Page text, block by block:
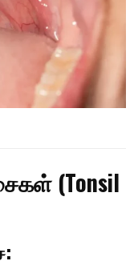
(Tonsil